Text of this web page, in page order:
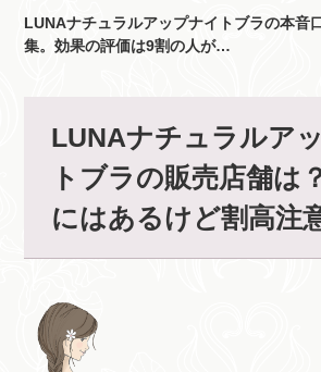
LUNAナチュラルアップナイトブラの本音
集。効果の評価は9割の人が…
LUNAナチュラルア
トブラの販売店舗
にはあるけど割高注